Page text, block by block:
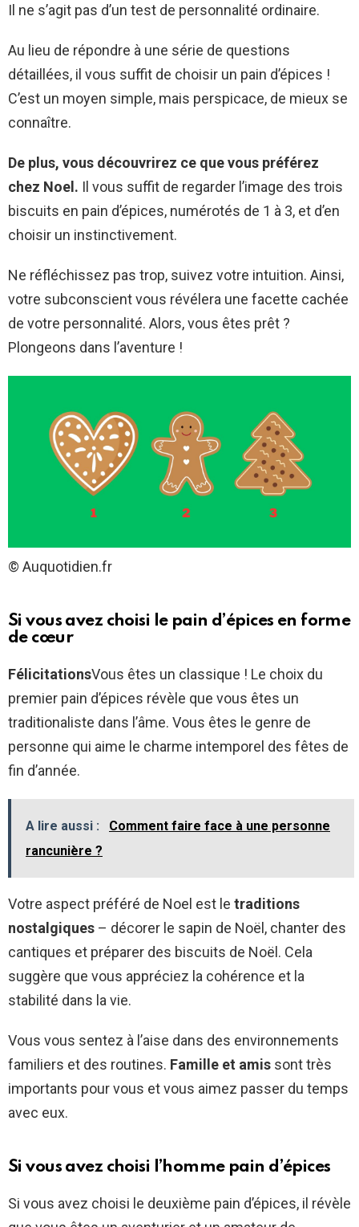
Il ne s’agit pas d’un test de personnalité ordinaire.
Au lieu de répondre à une série de questions
détaillées, il vous suffit de choisir un pain d’épices !
C’est un moyen simple, mais perspicace, de mieux se
connaître.
De plus, vous découvrirez ce que vous préférez
chez Noel. Il vous suffit de regarder l’image des trois
biscuits en pain d’épices, numérotés de 1 à 3, et d’en
choisir un instinctivement.
Ne réfléchissez pas trop, suivez votre intuition. Ainsi,
votre subconscient vous révélera une facette cachée
de votre personnalité. Alors, vous êtes prêt ?
Plongeons dans l’aventure !
© Auquotidien.fr
Si vous avez choisi le pain d’épices en forme
de cœur
FélicitationsVous êtes un classique ! Le choix du
premier pain d’épices révèle que vous êtes un
traditionaliste dans l’âme. Vous êtes le genre de
personne qui aime le charme intemporel des fêtes de
fin d’année.
A lire aussi :
Comment faire face à une personne
rancunière ?
Votre aspect préféré de Noel est le traditions
nostalgiques – décorer le sapin de Noël, chanter des
cantiques et préparer des biscuits de Noël. Cela
suggère que vous appréciez la cohérence et la
stabilité dans la vie.
Vous vous sentez à l’aise dans des environnements
familiers et des routines. Famille et amis sont très
importants pour vous et vous aimez passer du temps
avec eux.
Si vous avez choisi l’homme pain d’épices
Si vous avez choisi le deuxième pain d’épices, il révèle